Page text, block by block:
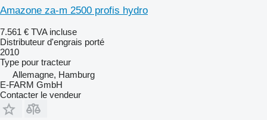
Amazone za-m 2500 profis hydro
7.561 € TVA incluse
Distributeur d'engrais porté
2010
Type pour tracteur
Allemagne, Hamburg
E-FARM GmbH
Contacter le vendeur